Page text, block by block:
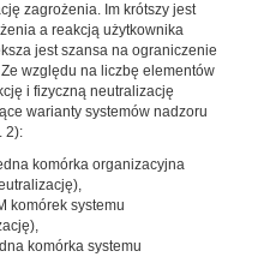
zagrożenia. Im krótszy jest
a reakcją użytkownika
jest szansa na ograniczenie
względu na liczbę elementów
i fizyczną neutralizację
warianty systemów nadzoru
2):
komórka organizacyjna
komórek systemu
komórka systemu